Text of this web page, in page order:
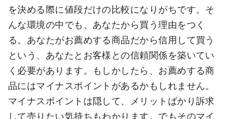
を決める際に値段だけの比較になりがちです。そ
んな環境の中でも、あなたから買う理由をつく
る。あなたがお薦めする商品だから信用して買う
という、あなたとお客様との信頼関係を築いてい
く必要があります。もしかしたら、お薦めする商
品にはマイナスポイントがあるかもしれません。
マイナスポイントは隠して、メリットばかり訴求
して売りたい気持ちもわかります。でもそのマイ